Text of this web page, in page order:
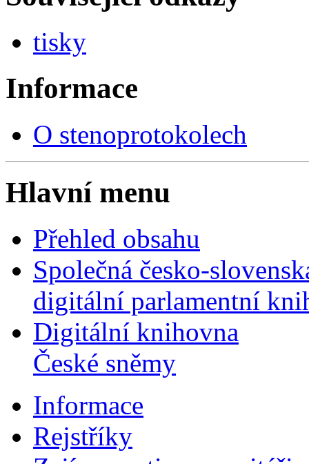
tisky
Informace
O stenoprotokolech
Hlavní menu
Přehled obsahu
Společná česko-
digitální parlamentní
Digitální knihovna
České sněmy
Informace
Rejstříky